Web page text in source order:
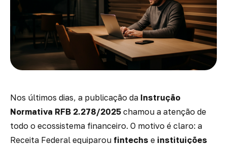
Nos últimos dias, a publicação da Instrução
Normativa RFB 2.278/2025 chamou a atenção de
todo o ecossistema financeiro. O motivo é claro: a
Receita Federal equiparou fintechs e instituições